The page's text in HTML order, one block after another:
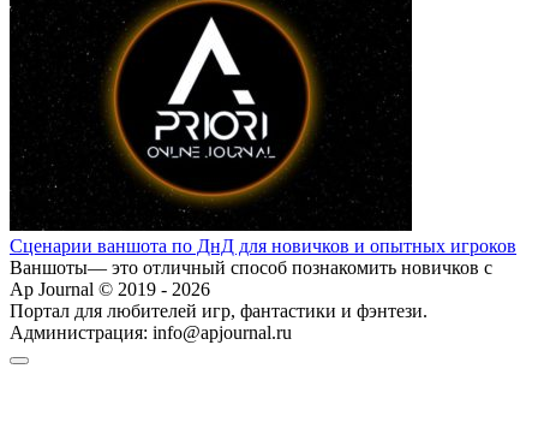
Сценарии ваншота по ДнД для новичков и опытных игроков
Ваншоты— это отличный способ познакомить новичков с
Ap Journal © 2019 - 2026
Портал для любителей игр, фантастики и фэнтези.
Администрация: info@apjournal.ru